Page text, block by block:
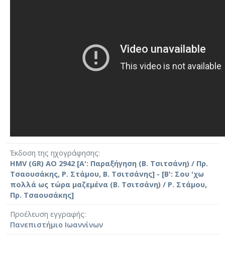
Έκδοση της ηχογράφησης
HMV (GR) AO 2942 [Α': Παραξήγηση (Β. Τσιτσάνη) / Πρ.
Τσαουσάκης, Ρ. Στάμου, Β. Τσιτσάνης] - [Β': Σου 'χω
πολλά ως τώρα μαζεμένα (Β. Τσιτσάνη) / Ρ. Στάμου,
Πρ. Τσαουσάκης]
Προέλευση εγγραφής
Πανεπιστήμιο Ιωαννίνων